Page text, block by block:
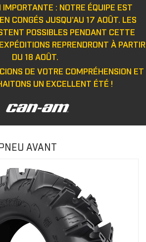
: NOTRE ÉQUIPE EST
CONGÉS JUSQU'AU 17 AOÛT. LES
POSSIBLES PENDANT CETTE
REPRENDRONT À PARTIR
DU 18 AOÛT.
DE VOTRE COMPRÉHENSION ET
UN EXCELLENT ÉTÉ !
AVANT